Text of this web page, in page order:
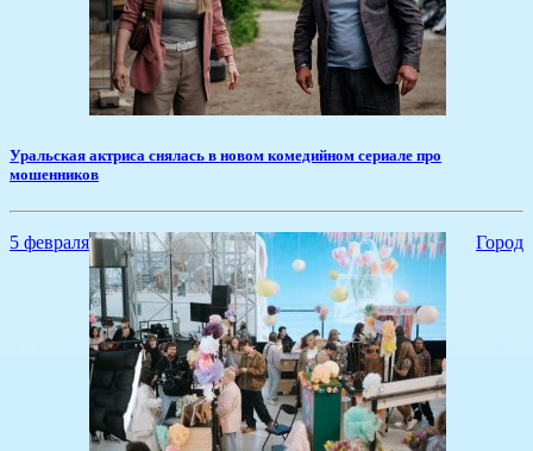
​Уральская актриса снялась в новом комедийном сериале про
мошенников
5 февраля Город